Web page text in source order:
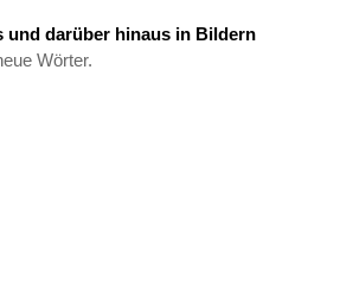
und darüber hinaus in Bildern
Wörter.